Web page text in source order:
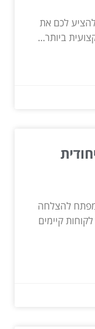
להציע לכם את
ביותר...
להצלחה
קיימים